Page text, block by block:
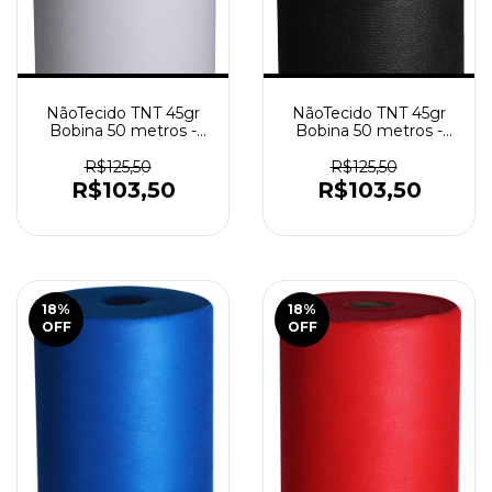
NãoTecido TNT 45gr
Bobina 50 metros -
R$125,50
R$103,50
NãoTecido TNT 45gr
Bobina 50 metros -
R$125,50
R$103,50
18%
OFF
18%
OFF